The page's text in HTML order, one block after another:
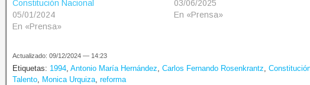
Constitución Nacional
05/01/2024
En «Prensa»
03/06/2025
En «Prensa»
Actualizado: 09/12/2024 — 14:23
Etiquetas: 1994, Antonio María Hernández, Carlos Fernando Rosenkrantz,
Talento, Monica Urquiza, reforma